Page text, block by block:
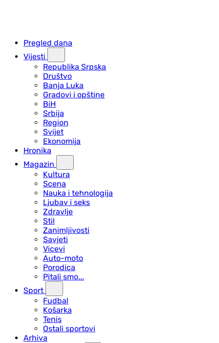
Pregled dana
Vijesti
Republika Srpska
Društvo
Banja Luka
Gradovi i opštine
BiH
Srbija
Region
Svijet
Ekonomija
Hronika
Magazin
Kultura
Scena
Nauka i tehnologija
Ljubav i seks
Zdravlje
Stil
Zanimljivosti
Savjeti
Vicevi
Auto-moto
Porodica
Pitali smo...
Sport
Fudbal
Košarka
Tenis
Ostali sportovi
Arhiva